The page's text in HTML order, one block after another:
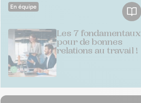
En équipe
Les 7 fondamentaux
pour de bonnes
relations au travail !